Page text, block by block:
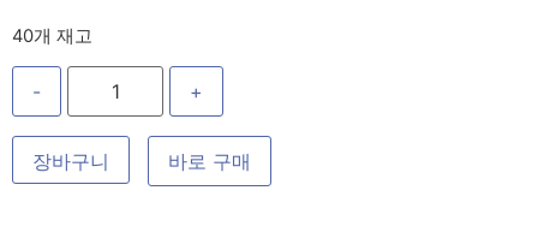
40개 재고
- +
장바구니 바로 구매